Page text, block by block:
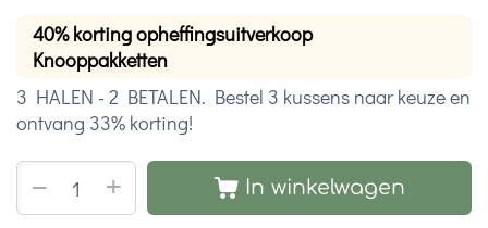
40% korting opheffingsuitverkoop
Knooppakketten
3 HALEN - 2 BETALEN. Bestel 3 kussens naar keuze en
ontvang 33% korting!
+
− In winkelwagen